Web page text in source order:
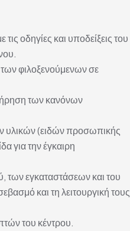
οδηγίες και υποδείξεις του
φιλοξενούμενων σε
των κανόνων
υλικών (ειδών προσωπικής
για την έγκαιρη
των εγκαταστάσεων και του
και τη λειτουργική τους
του κέντρου.